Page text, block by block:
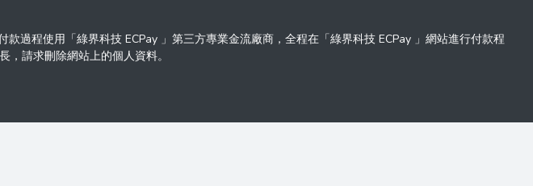
過程使用「綠界科技 ECPay 」第三方專業金流廠商，全程在「綠界科技 ECPay 」網站進行付款程
請求刪除網站上的個人資料。